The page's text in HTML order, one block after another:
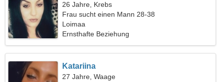
26 Jahre, Krebs
Frau sucht einen Mann 28-38
Loimaa
Ernsthafte Beziehung
Katariina
27 Jahre, Waage